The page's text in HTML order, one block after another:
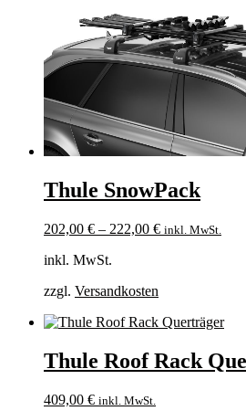
Thule SnowPack
202,00 € – 222,00 € inkl. MwSt.
inkl. MwSt.
zzgl. Versandkosten
Thule Roof Rack
409,00 € inkl. MwSt.